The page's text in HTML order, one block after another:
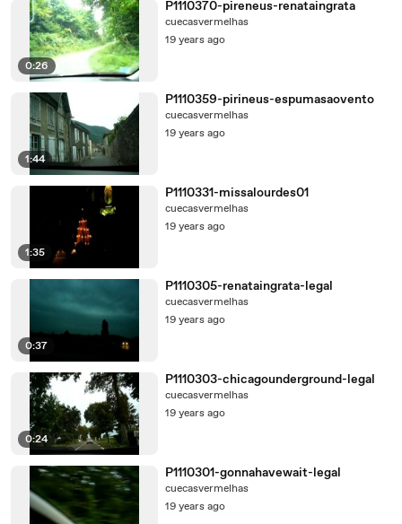
0:26
P1110370-pireneus-renataingrata
cuecasvermelhas
19 years ago
1:44
P1110359-pirineus-espumasaovento
cuecasvermelhas
19 years ago
1:35
P1110331-missalourdes01
cuecasvermelhas
19 years ago
0:37
P1110305-renataingrata-legal
cuecasvermelhas
19 years ago
0:24
P1110303-chicagounderground-legal
cuecasvermelhas
19 years ago
P1110301-gonnahavewait-legal
cuecasvermelhas
19 years ago